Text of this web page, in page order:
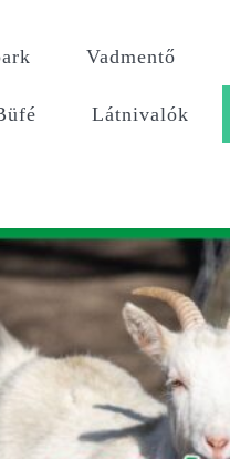
Vadmentő
Látnivalók